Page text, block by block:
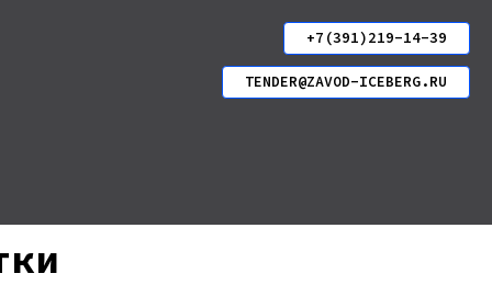
+7(391)219-14-39
TENDER@ZAVOD-ICEBERG.RU